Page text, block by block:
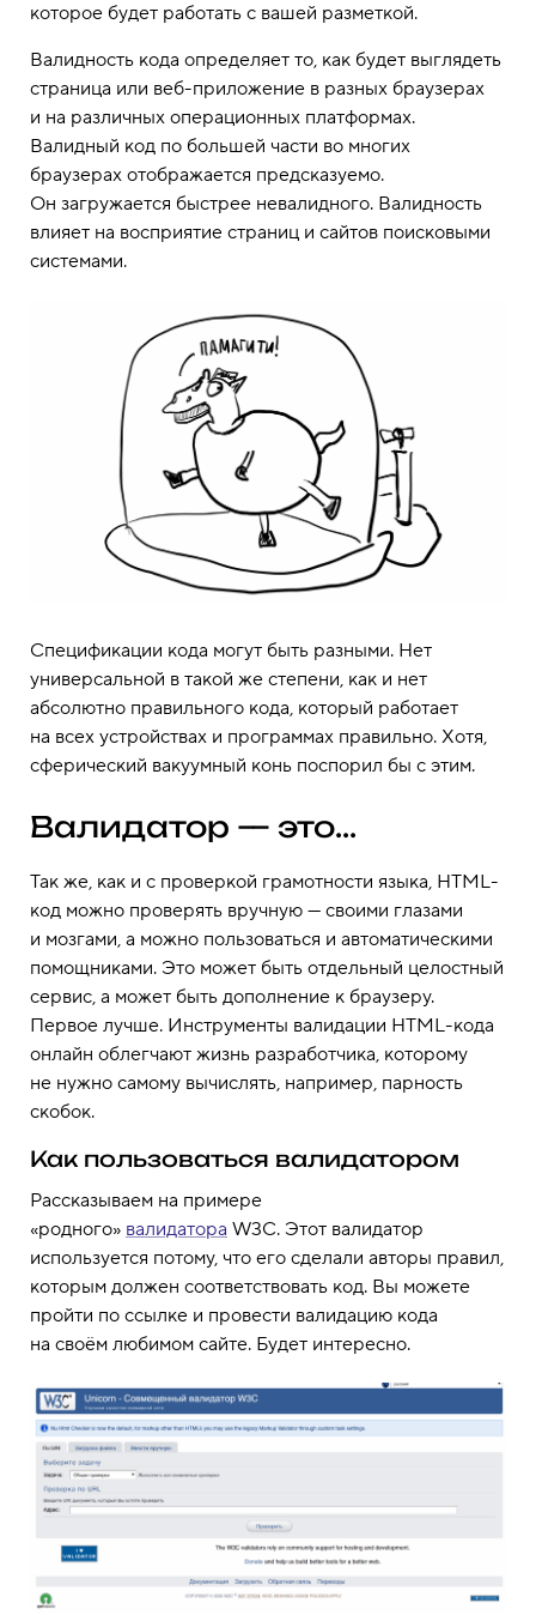
которое будет работать с вашей разметкой.
Валидность кода определяет то, как будет выглядеть
страница или веб-приложение в разных браузерах
и на различных операционных платформах.
Валидный код по большей части во многих
браузерах отображается предсказуемо.
Он загружается быстрее невалидного. Валидность
влияет на восприятие страниц и сайтов поисковыми
системами.
Спецификации кода могут быть разными. Нет
универсальной в такой же степени, как и нет
абсолютно правильного кода, который работает
на всех устройствах и программах правильно. Хотя,
сферический вакуумный конь поспорил бы с этим.
Валидатор — это...
Так же, как и с проверкой грамотности языка, HTML-
код можно проверять вручную — своими глазами
и мозгами, а можно пользоваться и автоматическими
помощниками. Это может быть отдельный целостный
сервис, а может быть дополнение к браузеру.
Первое лучше. Инструменты валидации HTML-кода
онлайн облегчают жизнь разработчика, которому
не нужно самому вычислять, например, парность
скобок.
Как пользоваться валидатором
Рассказываем на примере
«родного» валидатора W3C. Этот валидатор
используется потому, что его сделали авторы правил,
которым должен соответствовать код. Вы можете
пройти по ссылке и провести валидацию кода
на своём любимом сайте. Будет интересно.